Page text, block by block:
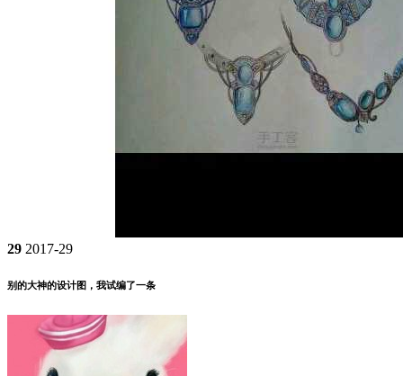
29 2017-29
别的大神的设计图，我试编了一条